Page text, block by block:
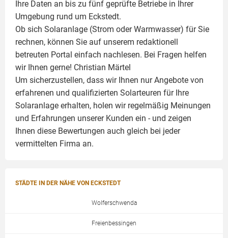
Ihre Daten an bis zu fünf geprüfte Betriebe in Ihrer
Umgebung rund um Eckstedt.
Ob sich Solaranlage (Strom oder Warmwasser) für Sie
rechnen, können Sie auf unserem redaktionell
betreuten Portal einfach nachlesen. Bei Fragen helfen
wir Ihnen gerne! Christian Märtel
Um sicherzustellen, dass wir Ihnen nur Angebote von
erfahrenen und qualifizierten Solarteuren für Ihre
Solaranlage erhalten, holen wir regelmäßig Meinungen
und Erfahrungen unserer Kunden ein - und zeigen
Ihnen diese Bewertungen auch gleich bei jeder
vermittelten Firma an.
STÄDTE IN DER NÄHE VON ECKSTEDT
Wolferschwenda
Freienbessingen